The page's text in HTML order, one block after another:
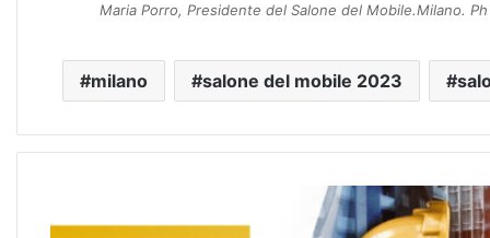
Maria Porro, Presidente del Salone del Mobile.Milano.
milano salone del mobile 2023